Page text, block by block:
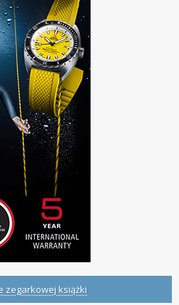
zegarkowej książki